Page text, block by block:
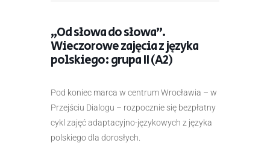
„Od słowa do słowa”.
Wieczorowe zajęcia z języka
polskiego: grupa II (A2)
Pod koniec marca w centrum Wrocławia – w
Przejściu Dialogu – rozpocznie się bezpłatny
cykl zajęć adaptacyjno-językowych z języka
polskiego dla dorosłych.